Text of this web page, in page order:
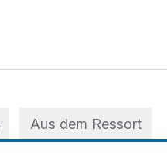
Aus dem Ressort